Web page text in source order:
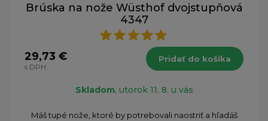
Brúska na nože Wüsthof dvojstupňová
4347
29,73 €
s DPH
Pridať do košíka
Skladom, utorok 11. 8. u vás
Máš tupé nože, ktoré by potrebovali naostriť a hľadáš